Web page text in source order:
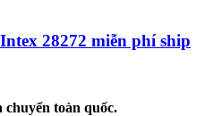
28272 miễn phí ship
chuyển toàn quốc.